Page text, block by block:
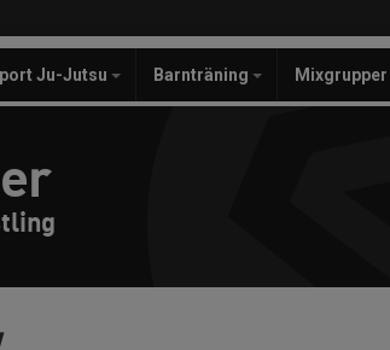
Ju-Jutsu Barnträning Mixgrupper